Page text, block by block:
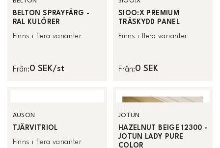
BELTON SPRAYFÄRG -
RAL KULÖRER
Finns i flera varianter
Från:0 SEK/st
SIOO:X PREMIUM
TRÄSKYDD PANEL
Finns i flera varianter
Från:0 SEK
AUSON
TJÄRVITRIOL
Finns i flera varianter
JOTUN
HAZELNUT BEIGE 12300 -
JOTUN LADY PURE
COLOR